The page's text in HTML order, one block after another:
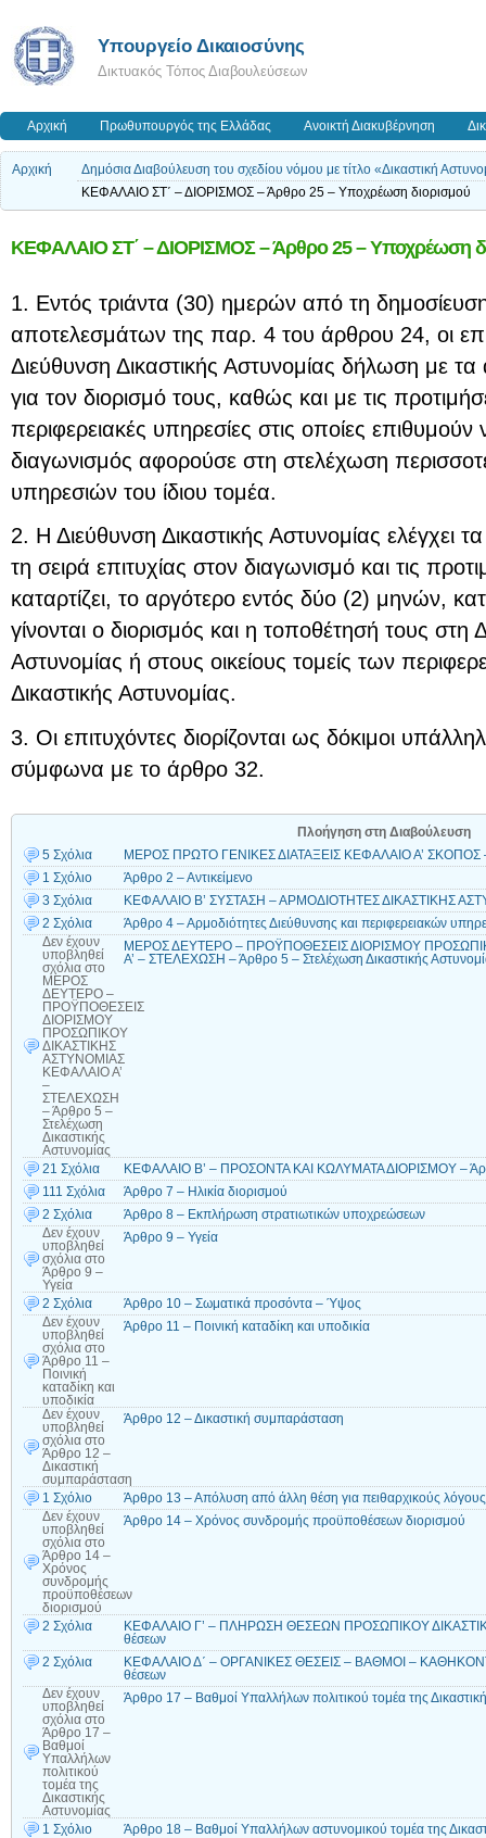
Υπουργείο Δικαιοσύνης
Δικτυακός Τόπος Διαβουλεύσεων
Αρχική Πρωθυπουργός της Ελλάδας Ανοικτή Διακυβέρνηση
Αρχική
Δημόσια Διαβούλευση του σχεδίου νόμου με τίτλο «Δικαστική
ΚΕΦΑΛΑΙΟ ΣΤ΄ – ΔΙΟΡΙΣΜΟΣ – Άρθρο 25 – Υποχρέωση διορισμού
ΚΕΦΑΛΑΙΟ ΣΤ΄ – ΔΙΟΡΙΣΜΟΣ – Άρθρο 25 – Υποχρέωση
1. Εντός τριάντα (30) ημερών από τη
αποτελεσμάτων της παρ. 4 του άρθρου 24, οι
Διεύθυνση Δικαστικής Αστυνομίας δήλωση με τα
για τον διορισμό τους, καθώς και με τις
περιφερειακές υπηρεσίες στις οποίες επιθυμούν
διαγωνισμός αφορούσε στη στελέχωση
υπηρεσιών του ίδιου τομέα.
2. Η Διεύθυνση Δικαστικής Αστυνομίας ελέγχει
τη σειρά επιτυχίας στον διαγωνισμό και τις
καταρτίζει, το αργότερο εντός δύο (2) μηνών,
γίνονται ο διορισμός και η τοποθέτησή τους στη
Αστυνομίας ή στους οικείους τομείς των
Δικαστικής Αστυνομίας.
3. Οι επιτυχόντες διορίζονται ως δόκιμοι
σύμφωνα με το άρθρο 32.
Πλοήγηση στη Διαβούλευση
5 Σχόλια
ΜΕΡΟΣ ΠΡΩΤΟ ΓΕΝΙΚΕΣ ΔΙΑΤΑΞΕΙΣ ΚΕΦΑΛΑΙΟ Α’ ΣΚΟΠΟΣ
1 Σχόλιο
Άρθρο 2 – Αντικείμενο
3 Σχόλια
ΚΕΦΑΛΑΙΟ Β’ ΣΥΣΤΑΣΗ – ΑΡΜΟΔΙΟΤΗΤΕΣ ΔΙΚΑΣΤΙΚΗΣ
2 Σχόλια
Άρθρο 4 – Αρμοδιότητες Διεύθυνσης και περιφερειακών
Δεν έχουν
υποβληθεί
σχόλια στο
ΜΕΡΟΣ
ΔΕΥΤΕΡΟ –
ΠΡΟΫΠΟΘΕΣΕΙΣ
ΔΙΟΡΙΣΜΟΥ
ΠΡΟΣΩΠΙΚΟΥ
ΔΙΚΑΣΤΙΚΗΣ
ΑΣΤΥΝΟΜΙΑΣ
ΚΕΦΑΛΑΙΟ Α’
–
ΣΤΕΛΕΧΩΣΗ
– Άρθρο 5 –
Στελέχωση
Δικαστικής
Αστυνομίας
ΜΕΡΟΣ ΔΕΥΤΕΡΟ – ΠΡΟΫΠΟΘΕΣΕΙΣ ΔΙΟΡΙΣΜΟΥ
Α’ – ΣΤΕΛΕΧΩΣΗ – Άρθρο 5 – Στελέχωση Δικαστικής
21 Σχόλια
ΚΕΦΑΛΑΙΟ Β’ – ΠΡΟΣΟΝΤΑ ΚΑΙ ΚΩΛΥΜΑΤΑ ΔΙΟΡΙΣΜΟΥ –
111 Σχόλια
Άρθρο 7 – Ηλικία διορισμού
2 Σχόλια
Άρθρο 8 – Εκπλήρωση στρατιωτικών υποχρεώσεων
Δεν έχουν
υποβληθεί
σχόλια στο
Άρθρο 9 –
Υγεία
Άρθρο 9 – Υγεία
2 Σχόλια
Άρθρο 10 – Σωματικά προσόντα – Ύψος
Δεν έχουν
υποβληθεί
σχόλια στο
Άρθρο 11 –
Ποινική
καταδίκη και
υποδικία
Άρθρο 11 – Ποινική καταδίκη και υποδικία
Δεν έχουν
υποβληθεί
σχόλια στο
Άρθρο 12 –
Δικαστική
συμπαράσταση
Άρθρο 12 – Δικαστική συμπαράσταση
1 Σχόλιο
Άρθρο 13 – Απόλυση από άλλη θέση για πειθαρχικούς λόγους
Δεν έχουν
υποβληθεί
σχόλια στο
Άρθρο 14 –
Χρόνος
συνδρομής
προϋποθέσεων
διορισμού
Άρθρο 14 – Χρόνος συνδρομής προϋποθέσεων διορισμού
2 Σχόλια
ΚΕΦΑΛΑΙΟ Γ’ – ΠΛΗΡΩΣΗ ΘΕΣΕΩΝ ΠΡΟΣΩΠΙΚΟΥ
θέσεων
2 Σχόλια
ΚΕΦΑΛΑΙΟ Δ΄ – ΟΡΓΑΝΙΚΕΣ ΘΕΣΕΙΣ – ΒΑΘΜΟΙ –
θέσεων
Δεν έχουν
υποβληθεί
σχόλια στο
Άρθρο 17 –
Βαθμοί
Υπαλλήλων
πολιτικού
τομέα της
Δικαστικής
Αστυνομίας
Άρθρο 17 – Βαθμοί Υπαλλήλων πολιτικού τομέα της
1 Σχόλιο
Άρθρο 18 – Βαθμοί Υπαλλήλων αστυνομικού τομέα της